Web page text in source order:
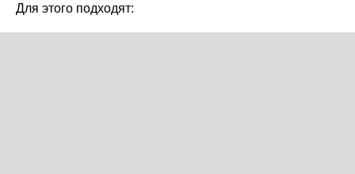
Для этого подходят: